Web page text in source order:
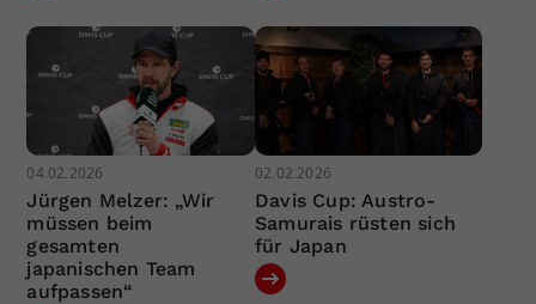
04.02.2026
Jürgen Melzer: „Wir
müssen beim
gesamten
japanischen Team
aufpassen“
02.02.2026
Davis Cup: Austro-
Samurais rüsten sich
für Japan